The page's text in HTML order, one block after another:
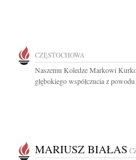
CZĘSTOCHOWA
Naszemu Koledze Markowi
głębokiego współczucia z
MARIUSZ BIAŁAS